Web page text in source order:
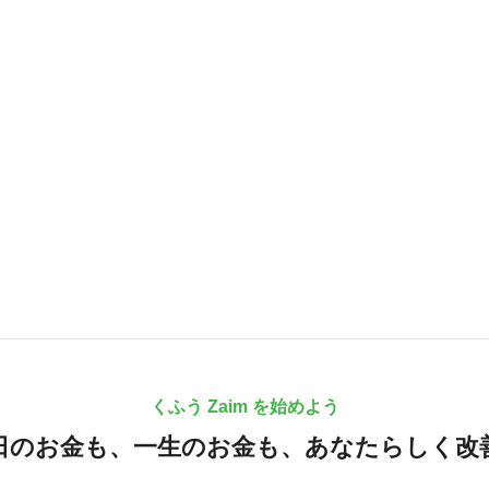
くふう Zaim を始めよう
のお金も、 一生のお金も、 あなたらしく改